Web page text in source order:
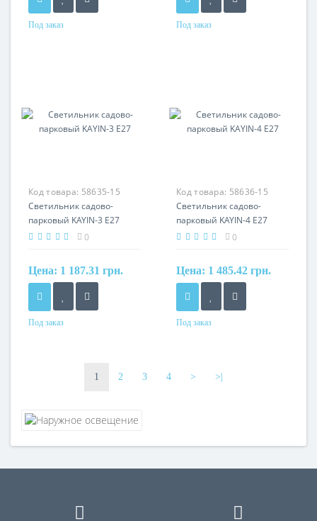
Под заказ Под заказ
Код товара: 58635-15
Светильник садово-
парковый KAYIN-3 Е27
0
Цена: 1 187.31 грн.
Под заказ
Код товара: 58636-15
Светильник садово-
парковый KAYIN-4 Е27
0
Цена: 1 485.42 грн.
Под заказ
1 2 3 4 > >|